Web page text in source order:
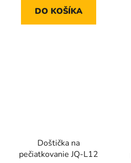
DO KOŠÍKA
Doštička na
pečiatkovanie JQ-L12